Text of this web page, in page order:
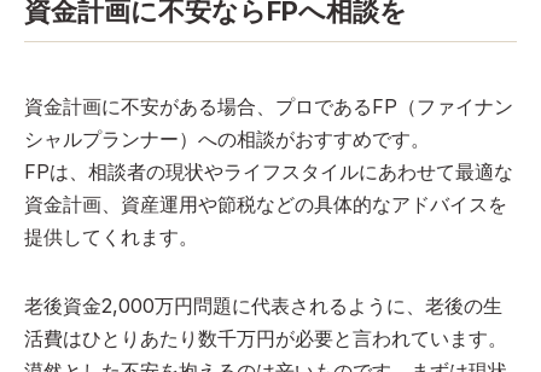
資金計画に不安ならFPへ相談を
資金計画に不安がある場合、プロであるFP（ファイナン
シャルプランナー）への相談がおすすめです。
FPは、相談者の現状やライフスタイルにあわせて最適な
資金計画、資産運用や節税などの具体的なアドバイスを
提供してくれます。
老後資金2,000万円問題に代表されるように、老後の生
活費はひとりあたり数千万円が必要と言われています。